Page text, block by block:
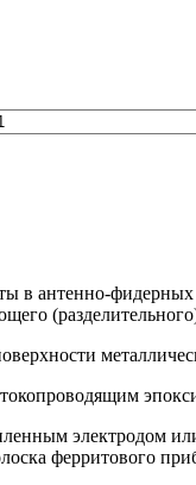
в антенно-
электродом
ферритового